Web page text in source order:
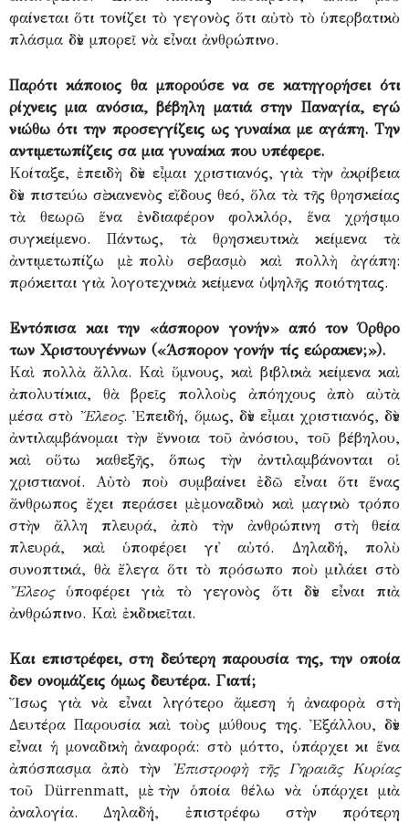
φαίνεται ὅτι τονίζει τὸ γεγονὸς ὅτι αὐτὸ τὸ ὑπερβατικὸ
πλάσμα δὲν μπορεῖ νὰ εἶναι ἀνθρώπινο.
Παρότι κάποιος θα μπορούσε να σε κατηγορήσει ότι
ρίχνεις μια ανόσια, βέβηλη ματιά στην Παναγία, εγώ
νιώθω ότι την προσεγγίζεις ως γυναίκα με αγάπη. Την
αντιμετωπίζεις σα μια γυναίκα που υπέφερε.
Κοίταξε, ἐπειδὴ δὲν εἶμαι χριστιανός, γιὰ τὴν ἀκρίβεια
δὲν πιστεύω σὲ κανενὸς εἴδους θεό, ὅλα τὰ τῆς θρησκείας
τὰ θεωρῶ ἕνα ἐνδιαφέρον φολκλόρ, ἕνα χρήσιμο
συγκείμενο. Πάντως, τὰ θρησκευτικὰ κείμενα τὰ
ἀντιμετωπίζω μὲ πολὺ σεβασμὸ καὶ πολλὴ ἀγάπη:
πρόκειται γιὰ λογοτεχνικὰ κείμενα ὑψηλῆς ποιότητας.
Εντόπισα και την «άσπορον γονήν» από τον Όρθρο
των Χριστουγέννων («Άσπορον γονήν τίς εώρακεν;»).
Καὶ πολλὰ ἄλλα. Καὶ ὕμνους, καὶ βιβλικὰ κείμενα καὶ
ἀπολυτίκια, θὰ βρεῖς πολλοὺς ἀπόηχους ἀπὸ αὐτὰ
μέσα στὸ Ἔλεος. Ἐπειδή, ὅμως, δὲν εἶμαι χριστιανός, δὲν
ἀντιλαμβάνομαι τὴν ἔννοια τοῦ ἀνόσιου, τοῦ βέβηλου,
καὶ οὕτω καθεξῆς, ὅπως τὴν ἀντιλαμβάνονται οἱ
χριστιανοί. Αὐτὸ ποὺ συμβαίνει ἐδῶ εἶναι ὅτι ἕνας
ἄνθρωπος ἔχει περάσει μὲ μοναδικὸ καὶ μαγικὸ τρόπο
στὴν ἄλλη πλευρά, ἀπὸ τὴν ἀνθρώπινη στὴ θεία
πλευρά, καὶ ὑποφέρει γι᾽ αὐτό. Δηλαδή, πολὺ
συνοπτικά, θὰ ἔλεγα ὅτι τὸ πρόσωπο ποὺ μιλάει στὸ
Ἔλεοςὑποφέρει γιὰ τὸ γεγονὸς ὅτι δὲν εἶναι πιὰ
ἀνθρώπινο. Καὶ ἐκδικεῖται.
Και επιστρέφει, στη δεύτερη παρουσία της, την οποία
δεν ονομάζεις όμως δευτέρα. Γιατί;
Ἴσως γιὰ νὰ εἶναι λιγότερο ἄμεση ἡ ἀναφορὰ στὴ
Δευτέρα Παρουσία καὶ τοὺς μύθους της. Ἐξάλλου, δὲν
εἶναι ἡ μοναδικὴ ἀναφορά: στὸ μόττο, ὑπάρχει κι ἕνα
ἀπόσπασμα ἀπὸ τὴν
Ἐπιστροφὴ τῆς Γηραιᾶς Κυρίας
τοῦ Dürrenmatt, μὲ τὴν ὁποία θέλω νὰ ὑπάρχει μιὰ
ἀναλογία. Δηλαδή, ἐπιστρέφω στὴν πρότερη